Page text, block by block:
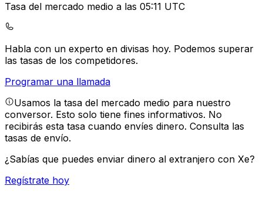
Tasa del mercado medio a las 05:11 UTC
Habla con un experto en divisas hoy. Podemos superar
las tasas de los competidores.
Programar una llamada
Usamos la tasa del mercado medio para nuestro
conversor. Esto solo tiene fines informativos. No
recibirás esta tasa cuando envíes dinero. Consulta las
tasas de envío.
¿Sabías que puedes enviar dinero al extranjero con Xe?
Regístrate hoy